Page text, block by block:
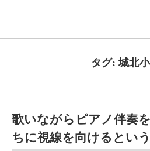
タグ:城北
歌いながらピアノ伴奏
ちに視線を向けるとい